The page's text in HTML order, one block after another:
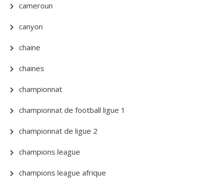
cameroun
canyon
chaine
chaines
championnat
championnat de football ligue 1
championnat de ligue 2
champions league
champions league afrique